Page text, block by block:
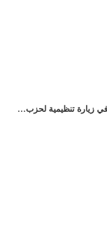
زيارة تنظيمية لحزب…